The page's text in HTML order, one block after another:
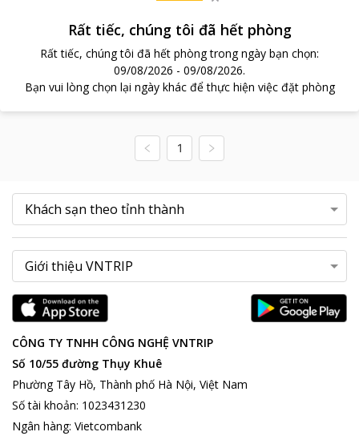
Rất tiếc, chúng tôi đã hết phòng
Rất tiếc, chúng tôi đã hết phòng trong ngày bạn chọn:
09/08/2026 - 09/08/2026.
Bạn vui lòng chọn lại ngày khác để thực hiện việc đặt phòng
1
CÔNG TY TNHH CÔNG NGHỆ VNTRIP
Số 10/55 đường Thụy Khuê
Phường Tây Hồ, Thành phố Hà Nội, Việt Nam
Số tài khoản: 1023431230
Ngân hàng: Vietcombank